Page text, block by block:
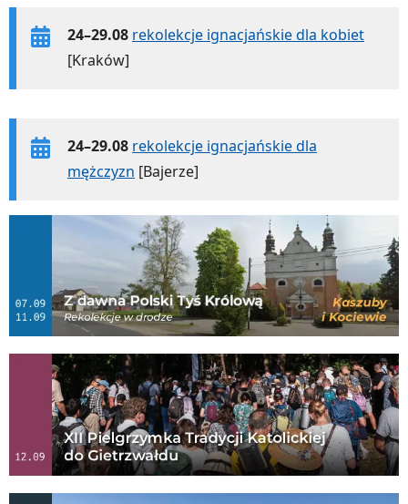
24–29.08 rekolekcje ignacjańskie dla kobiet
[Kraków]
24–29.08 rekolekcje ignacjańskie dla
mężczyzn [Bajerze]